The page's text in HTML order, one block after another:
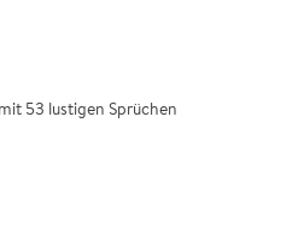
53 lustigen Sprüchen